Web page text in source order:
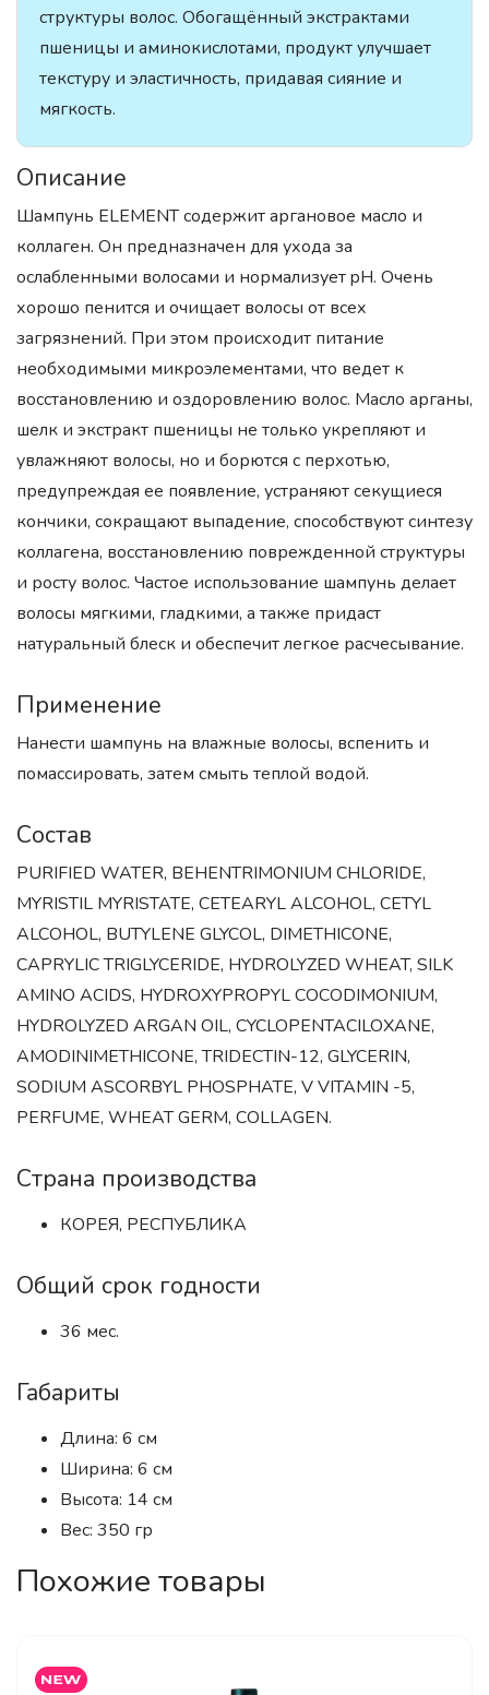
структуры волос. Обогащённый экстрактами
пшеницы и аминокислотами, продукт улучшает
текстуру и эластичность, придавая сияние и
мягкость.
Описание
Шампунь ELEMENT содержит аргановое масло и
коллаген. Он предназначен для ухода за
ослабленными волосами и нормализует pH. Очень
хорошо пенится и очищает волосы от всех
загрязнений. При этом происходит питание
необходимыми микроэлементами, что ведет к
восстановлению и оздоровлению волос. Масло арганы,
шелк и экстракт пшеницы не только укрепляют и
увлажняют волосы, но и борются с перхотью,
предупреждая ее появление, устраняют секущиеся
кончики, сокращают выпадение, способствуют синтезу
коллагена, восстановлению поврежденной структуры
и росту волос. Частое использование шампунь делает
волосы мягкими, гладкими, а также придаст
натуральный блеск и обеспечит легкое расчесывание.
Применение
Нанести шампунь на влажные волосы, вспенить и
помассировать, затем смыть теплой водой.
Состав
PURIFIED WATER, BEHENTRIMONIUM CHLORIDE,
MYRISTIL MYRISTATE, CETEARYL ALCOHOL, CETYL
ALCOHOL, BUTYLENE GLYCOL, DIMETHICONE,
CAPRYLIC TRIGLYCERIDE, HYDROLYZED WHEAT, SILK
AMINO ACIDS, HYDROXYPROPYL COCODIMONIUM,
HYDROLYZED ARGAN OIL, CYCLOPENTACILOXANE,
AMODINIMETHICONE, TRIDECTIN-12, GLYCERIN,
SODIUM ASCORBYL PHOSPHATE, V VITAMIN -5,
PERFUME, WHEAT GERM, COLLAGEN.
Страна производства
КОРЕЯ, РЕСПУБЛИКА
Общий срок годности
36 мес.
Габариты
Длина: 6 см
Ширина: 6 см
Высота: 14 см
Вес: 350 гр
Похожие товары